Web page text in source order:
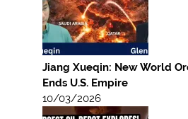
Jiang Xueqin: New World
Ends U.S. Empire
10/03/2026